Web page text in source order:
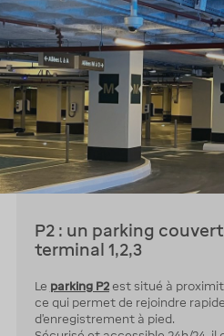
P2 : un parking
terminal 1,2,3
Le parking P2est situé à
ce qui permet de rejoindre
d’enregistrement à pied.